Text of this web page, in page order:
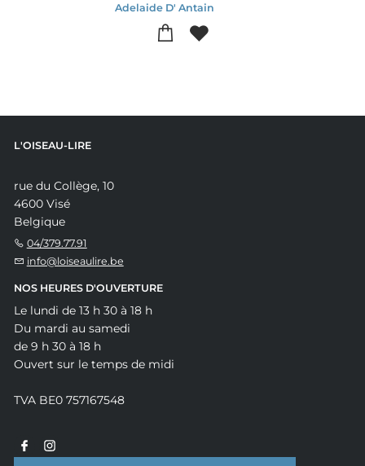
Adelaide D' Antain
L'OISEAU-LIRE
rue du Collège, 10
4600 Visé
Belgique
04/379.77.91
info@loiseaulire.be
NOS HEURES D'OUVERTURE
Le lundi de 13 h 30 à 18 h
Du mardi au samedi
de 9 h 30 à 18 h
Ouvert sur le temps de midi
TVA BE0 757167548